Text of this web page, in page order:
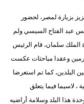
العزيز بزيارة لمصر، لحضور
حيث استقبله الرئيس عبد الفتاح السيسي ولم
الملك سلمان، قام الرئيس
وعقدا مباحثات عكست
البلدين، كما تم استعرضا
، لاسيما فيما يتعلق
هذا البلد وسلامة أراضيه